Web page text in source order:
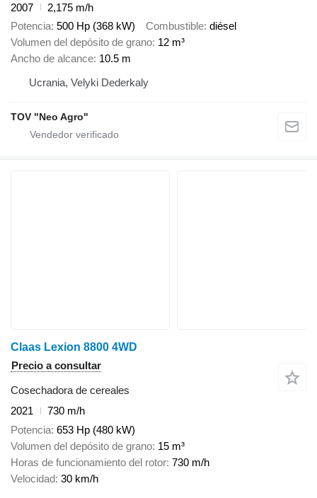
2007
2,175 m/h
Potencia 500 Hp (368 kW) Combustible diésel
Volumen del depósito de grano 12 m³
Ancho de alcance 10.5 m
Ucrania, Velyki Dederkaly
TOV "Neo Agro"
Claas Lexion 8800 4WD
Precio a consultar
Cosechadora de cereales
2021
730 m/h
Potencia 653 Hp (480 kW)
Volumen del depósito de grano 15 m³
Horas de funcionamiento del rotor 730 m/h
Velocidad 30 km/h